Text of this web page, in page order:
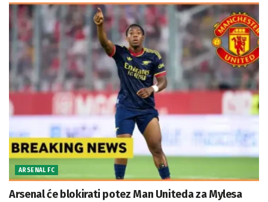
ARSENAL FC
Arsenal će blokirati potez Man Uniteda za Mylesa